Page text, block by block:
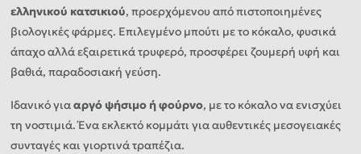
ελληνικού κατσικιού, προερχόμενου από πιστοποιημένες
βιολογικές φάρμες. Επιλεγμένο μπούτι με το κόκαλο, φυσικά
άπαχο αλλά εξαιρετικά τρυφερό, προσφέρει ζουμερή υφή και
βαθιά, παραδοσιακή γεύση.
Ιδανικό γιααργό ψήσιμο ή φούρνο, με το κόκαλο να ενισχύει
τη νοστιμιά. Ένα εκλεκτό κομμάτι για αυθεντικές μεσογειακές
συνταγές και γιορτινά τραπέζια.